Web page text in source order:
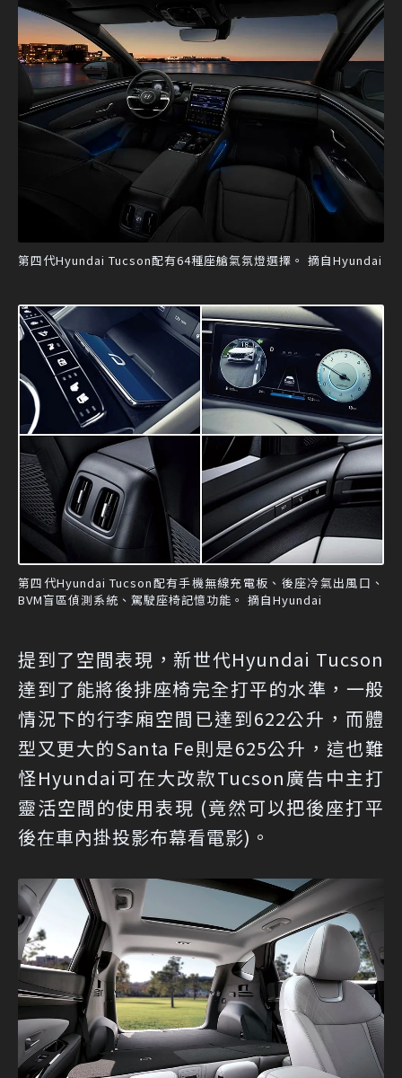
第四代Hyundai Tucson配有64種座艙氣氛燈選擇。 摘自Hyundai
第四代Hyundai Tucson配有手機無線充電板、後座冷氣出風口、
BVM盲區偵測系統、駕駛座椅記憶功能。 摘自Hyundai
提到了空間表現，新世代Hyundai Tucson
達到了能將後排座椅完全打平的水準，一般
情況下的行李廂空間已達到622公升，而體
型又更大的Santa Fe則是625公升，這也難
怪Hyundai可在大改款Tucson廣告中主打
靈活空間的使用表現 (竟然可以把後座打平
後在車內掛投影布幕看電影)。